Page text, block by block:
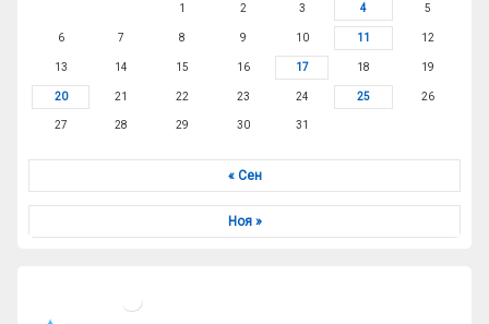
1 2 3 4 5
6 7 8 9 10 11 12
13 14 15 16 17 18 19
20 21 22 23 24 25 26
27 28 29 30 31
« Сен
Ноя »